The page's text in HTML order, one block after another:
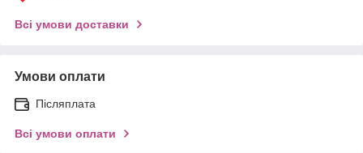
Всі умови доставки
Умови оплати
Післяплата
Всі умови оплати